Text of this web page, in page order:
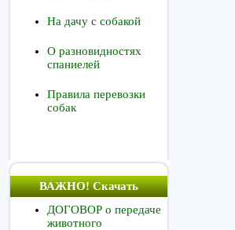
На дачу с собакой
О разновидностях
спаниелей
Правила перевозки
собак
ВАЖНО! Скачать
ДОГОВОР о передаче
животного